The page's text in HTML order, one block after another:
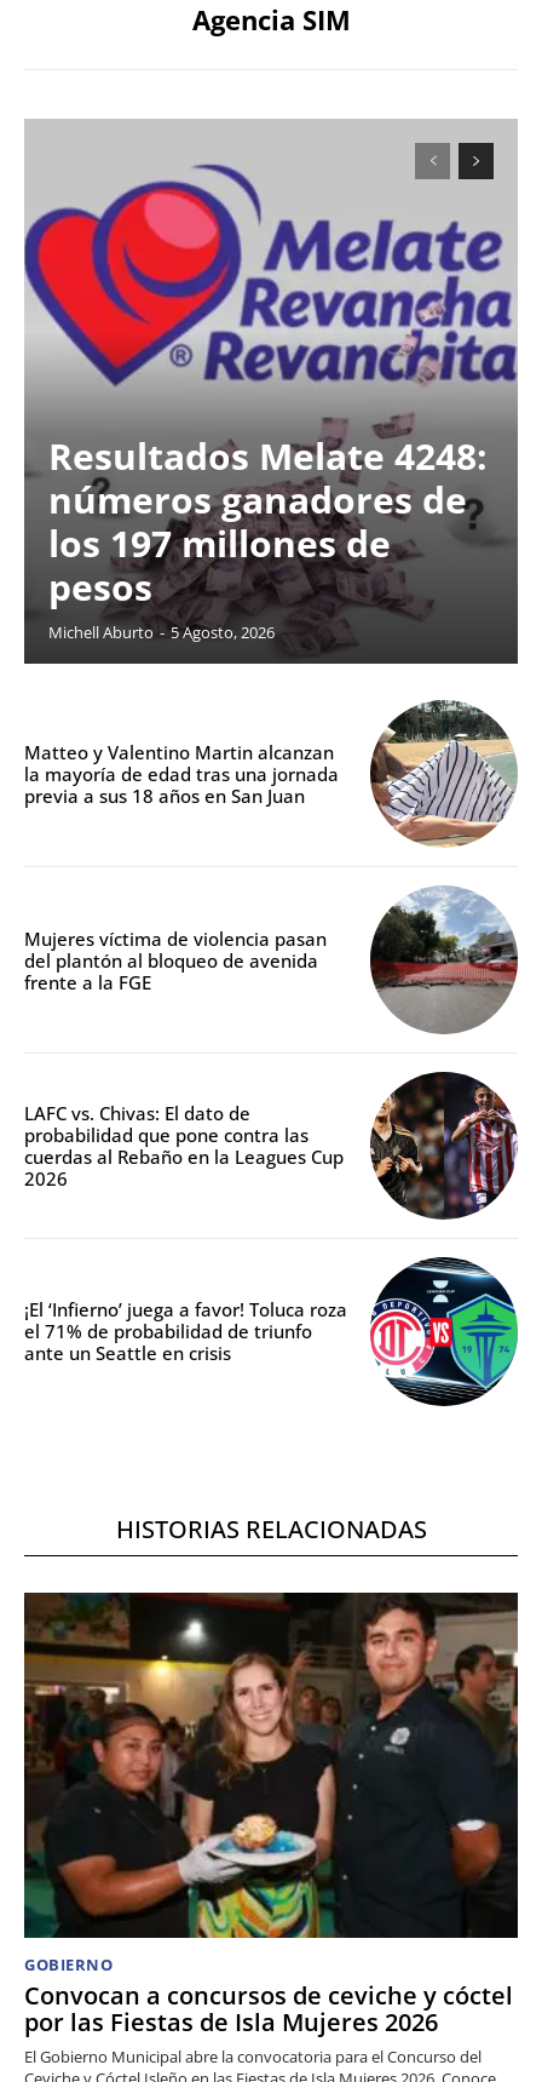
Agencia SIM
Resultados Melate 4248:
números ganadores de
los 197 millones de
pesos
Michell Aburto - 5 Agosto, 2026
Matteo y Valentino Martin alcanzan
la mayoría de edad tras una jornada
previa a sus 18 años en San Juan
Mujeres víctima de violencia pasan
del plantón al bloqueo de avenida
frente a la FGE
LAFC vs. Chivas: El dato de
probabilidad que pone contra las
cuerdas al Rebaño en la Leagues Cup
2026
¡El ‘Infierno’ juega a favor! Toluca roza
el 71% de probabilidad de triunfo
ante un Seattle en crisis
HISTORIAS RELACIONADAS
GOBIERNO
Convocan a concursos de ceviche y cóctel
por las Fiestas de Isla Mujeres 2026
El Gobierno Municipal abre la convocatoria para el Concurso del